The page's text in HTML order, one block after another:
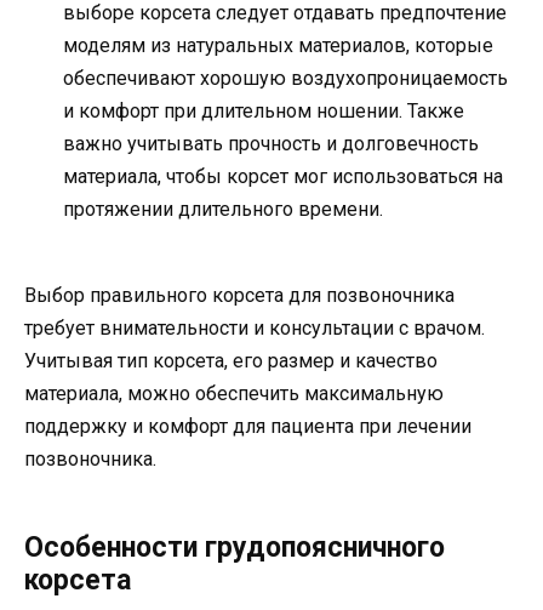
выборе корсета следует отдавать предпочтение
моделям из натуральных материалов, которые
обеспечивают хорошую воздухопроницаемость
и комфорт при длительном ношении. Также
важно учитывать прочность и долговечность
материала, чтобы корсет мог использоваться на
протяжении длительного времени.
Выбор правильного корсета для позвоночника
требует внимательности и консультации с врачом.
Учитывая тип корсета, его размер и качество
материала, можно обеспечить максимальную
поддержку и комфорт для пациента при лечении
позвоночника.
Особенности грудопоясничного
корсета